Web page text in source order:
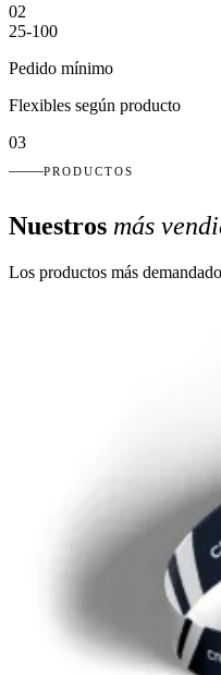
02
25-100
Pedido mínimo
Flexibles según producto
03
PRODUCTOS
Nuestros más
Los productos más